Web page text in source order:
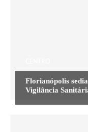
Florianópolis
Vigilância